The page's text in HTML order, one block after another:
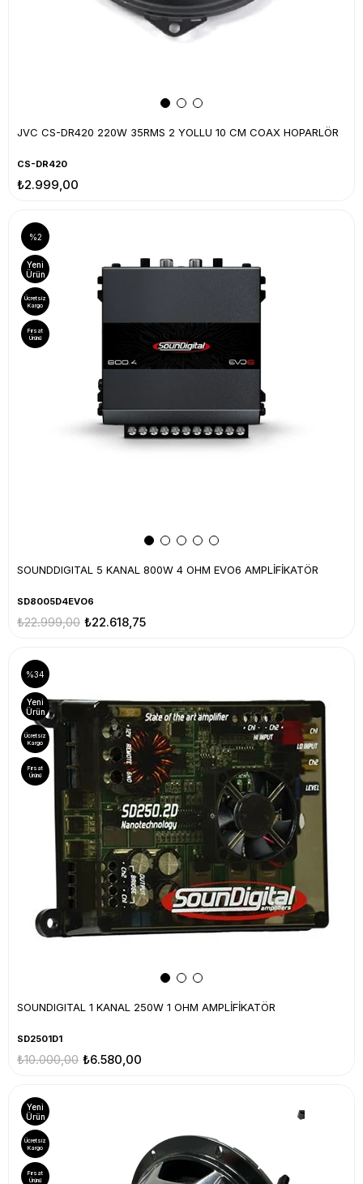
JVC CS-DR420 220W 35RMS 2 YOLLU 10 CM COAX HOPARLÖR
CS-DR420
₺2.999,00
SOUNDDIGITAL 5 KANAL 800W 4 OHM EVO6 AMPLİFİKATÖR
SD8005D4EVO6
₺22.618,75
₺22.999,00
%2
Yeni
Ürün
Ücretsiz
Kargo
Fırsat
Ürünü
SOUNDIGITAL 1 KANAL 250W 1 OHM AMPLİFİKATÖR
SD2501D1
₺6.580,00
₺10.000,00
%34
Yeni
Ürün
Ücretsiz
Kargo
Fırsat
Ürünü
Yeni
Ürün
Ücretsiz
Kargo
Fırsat
Ürünü